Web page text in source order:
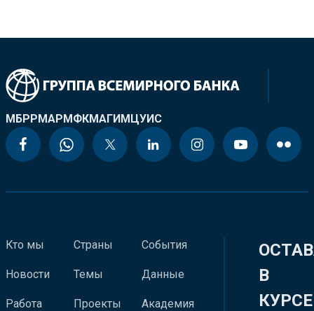
МБРРМАРМФКМАГИМЦУИС
Кто мы
Новости
Работа
Страны
Темы
Проекты
События
Данные
Академия
В
КУРСЕ